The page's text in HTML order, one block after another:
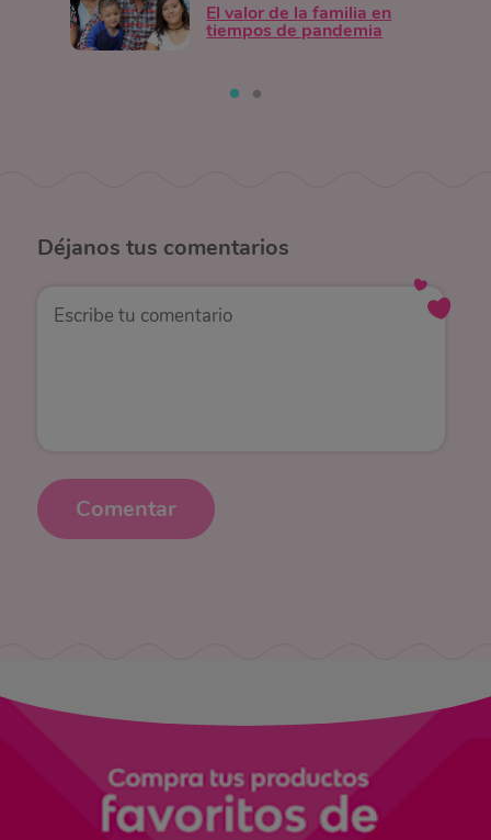
El valor de la familia en
tiempos de pandemia
Déjanos tus comentarios
Comentar